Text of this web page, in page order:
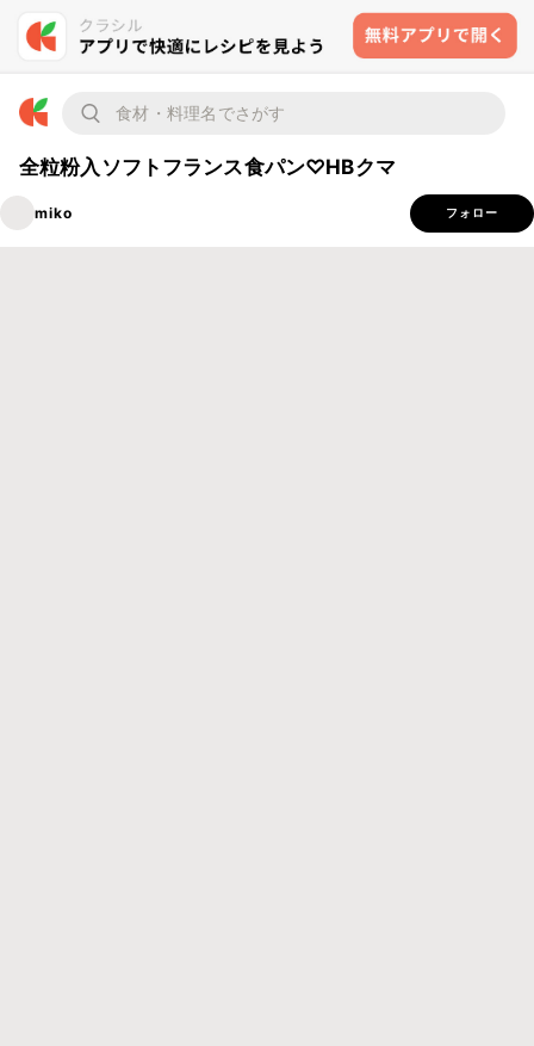
全粒粉入ソフトフランス食パン♡HBクマ
miko フォロー